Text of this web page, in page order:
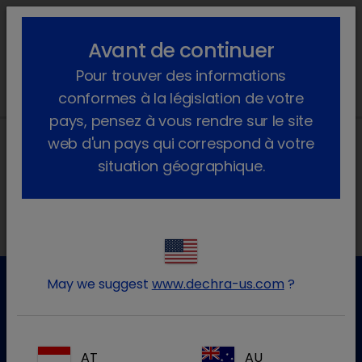
lock_outline search menu
Pour plus d'informations, veuillez contacter notre service
Avant de continuer
Pour trouver des informations
conformes à la législation de votre
pays, pensez à vous rendre sur le site
web d'un pays qui correspond à votre
situation géographique.
May we suggest www.dechra-us.com ?
AT AU